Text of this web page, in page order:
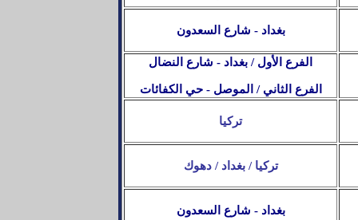
بغداد - شارع السعدون
الفرع الأول / بغداد - شارع النضال
الفرع الثاني / الموصل - حي الكفائات
تركيا
تركيا / بغداد / دهوك
بغداد - شارع السعدون